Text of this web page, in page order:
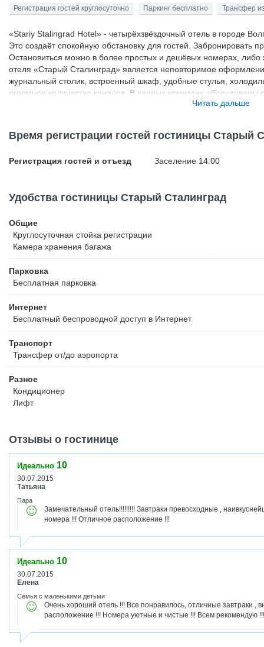
Регистрация гостей круглосуточно Паркинг бесплатно Трансфер
«Stariy Stalingrad Hotel» - четырёхзвёздочный отель в городе
Это создаёт спокойную обстановку для гостей. Забронировать
Остановиться можно в более простых и дешёвых номерах, либо
отеля «Старый Сталинград» является неповторимое
журнальный столик, встроенный шкаф, удобные стулья,
огромное количество каналов. В ванных комнатах
бесплатно предоставляются напитки (чай, кофе, минеральная
Читать дальше
Время регистрации гостей гостиницы Старый
Регистрация гостей и отъезд Заселение 14:00
Удобства гостиницы Старый Сталинград
Общие
Круглосуточная стойка регистрации
Камера хранения багажа
Парковка
Бесплатная парковка
Интернет
Бесплатный беспроводной доступ в Интернет
Транспорт
Трансфер от/до аэропорта
Разное
Кондиционер
Лифт
Отзывы о гостинице
Идеально 10
30.07.2015
Татьяна
Пара
Замечательный отель!!!!!!!!! Завтраки превосходные ,
номера !!! Отличное расположение !!!
Идеально 10
30.07.2015
Елена
Семья с маленькими детьми
Очень хороший отель !!! Все понравилось, отличные завтраки ,
расположение !!! Номера уютные и чистые !!! Всем рекомендую !!!